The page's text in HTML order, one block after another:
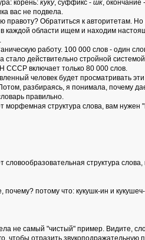
корень: куку, суффикс - шк, окончание -
вас не подвела.
правоту? Обратиться к авторитетам.
каждой области ищем и находим
работу. 100 000 слов - один
стало действительно стройной
СССР включает только 80 000 слов.
человек будет просматривать
разбираясь, я понимала, почему
правильно.
морфемная структура слова, вам
словообразовательная структура
почему? потому что: кукушк-ин и
не самый "чистый" пример. Видите,
чтобы отразить